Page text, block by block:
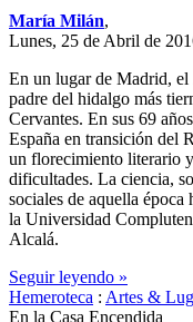
María Milán,
Lunes, 25 de Abril de
En un lugar de Madrid, el
padre del hidalgo más
Cervantes. En sus 69
España en transición del
un florecimiento literario
dificultades. La ciencia,
sociales de aquella
la Universidad
Alcalá.
Seguir leyendo »
Hemeroteca : Artes &
En la Casa Encendida